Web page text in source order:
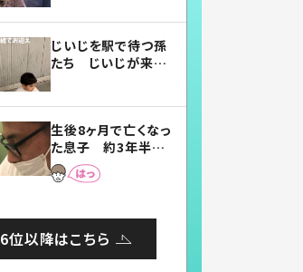
じいじを駅で待つ孫
たち じいじが来た
まらない」「幸せにな
れる」
生後8ヶ月で亡くなっ
た息子 約3年半
後、当時の妻の日記
に書いてあった本音
6位以降はこちら